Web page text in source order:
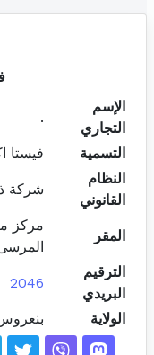
الإسم
التجاري
.
التسمية
فيستا
النظام
القانوني
شركة
المقر
الترقيم
البريدي
2046
الولاية